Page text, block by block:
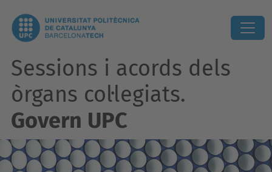
Sessions i acords dels
òrgans col·legiats.
Govern UPC